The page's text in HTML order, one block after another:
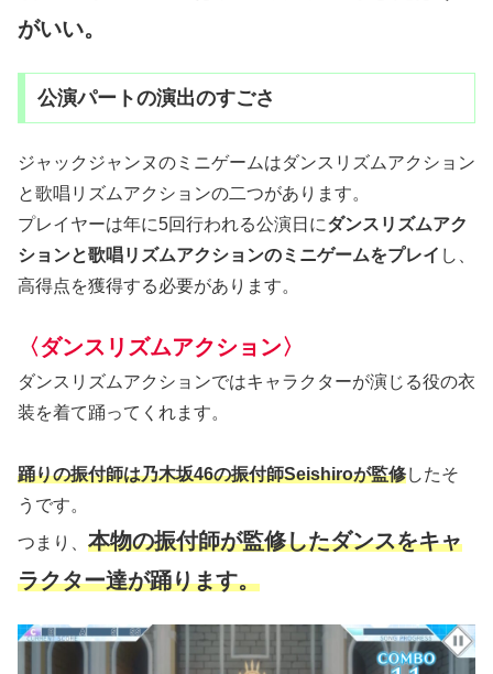
がいい。
公演パートの演出のすごさ
ジャックジャンヌのミニゲームはダンスリズムアクション
と歌唱リズムアクションの二つがあります。
プレイヤーは年に5回行われる公演日にダンスリズムアク
ションと歌唱リズムアクションのミニゲームをプレイ し、
高得点を獲得する必要があります。
〈ダンスリズムアクション〉
ダンスリズムアクションではキャラクターが演じる役の衣
装を着て踊ってくれます。
踊りの振付師は乃木坂46の振付師Seishiroが監修したそ
うです。
つまり、 本物の振付師が監修したダンスをキャ
ラクター達が踊ります。